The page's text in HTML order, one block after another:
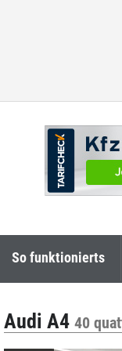
So funktionierts
Audi A440